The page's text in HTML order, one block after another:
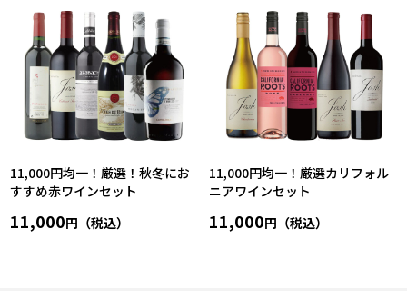
11,000円均一！厳選！秋冬にお
すすめ赤ワインセット
11,000円（税込）
11,000円均一！厳選カリフォル
ニアワインセット
11,000円（税込）